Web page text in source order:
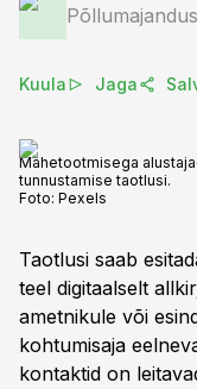
Kuula Jaga
Mahetootmisega
tunnustamise taotlusi.
Foto: Pexels
Taotlusi saab
teel digitaalselt
ametnikule või
kohtumisaja
kontaktid on